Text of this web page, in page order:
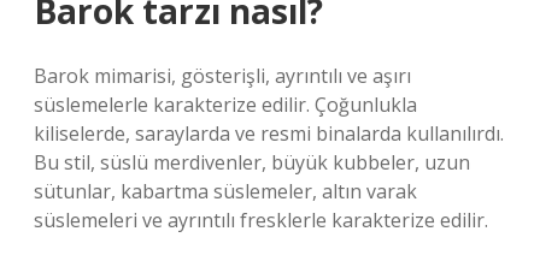
Barok tarzı nasıl?
Barok mimarisi, gösterişli, ayrıntılı ve aşırı
süslemelerle karakterize edilir. Çoğunlukla
kiliselerde, saraylarda ve resmi binalarda kullanılırdı.
Bu stil, süslü merdivenler, büyük kubbeler, uzun
sütunlar, kabartma süslemeler, altın varak
süslemeleri ve ayrıntılı fresklerle karakterize edilir.